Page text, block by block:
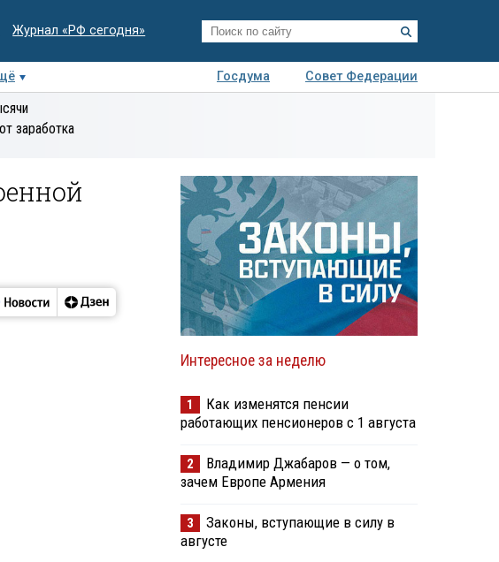
Журнал «РФ сегодня»
Госдума
Совет Федерации
заработка
Интересное за неделю
1
Как изменятся пенсии
работающих пенсионеров с 1 августа
2
Владимир Джабаров — о том,
зачем Европе Армения
3
Законы, вступающие в силу в
августе